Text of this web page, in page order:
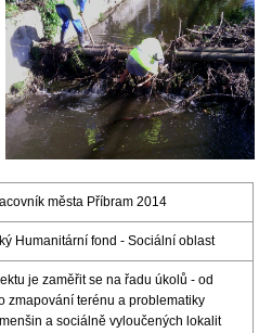
města Příbram 2014
Humanitární fond - Sociální oblast
je zaměřit se na řadu úkolů - od
zmapování terénu a problematiky
a sociálně vyloučených lokalit